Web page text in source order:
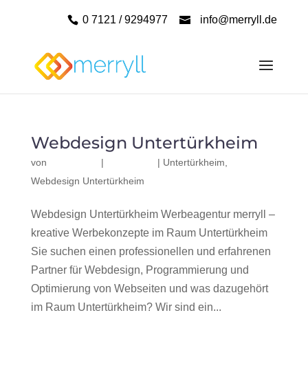
0 7121 / 9294977 info@merryll.de
Webdesign Untertürkheim
von | | Untertürkheim
Webdesign Untertürkheim
Webdesign Untertürkheim Werbeagentur merryll –
kreative Werbekonzepte im Raum Untertürkheim
Sie suchen einen professionellen und erfahrenen
Partner für Webdesign, Programmierung und
Optimierung von Webseiten und was dazugehört
im Raum Untertürkheim? Wir sind ein...